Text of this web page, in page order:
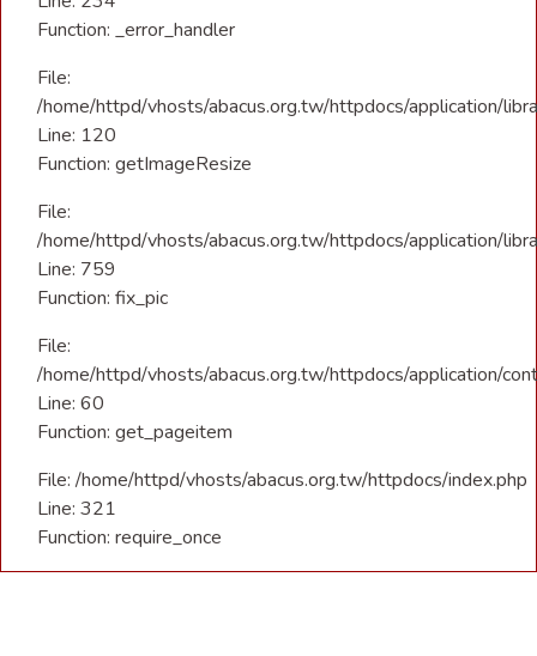
Function: _error_handler
File:
/home/httpd/vhosts/abacus.org.tw/httpdocs/application/
Line: 120
Function: getImageResize
File:
/home/httpd/vhosts/abacus.org.tw/httpdocs/application/
Line: 759
Function: fix_pic
File:
/home/httpd/vhosts/abacus.org.tw/httpdocs/application/
Line: 60
Function: get_pageitem
File: /home/httpd/vhosts/abacus.org.tw/httpdocs/index.php
Line: 321
Function: require_once